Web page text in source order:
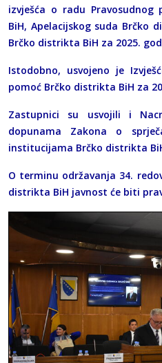
izvješća o radu Pravosudnog
BiH, Apelacijskog suda Brčko
Brčko distrikta BiH za 2025.
Istodobno, usvojeno je
pomoć Brčko distrikta BiH za
Zastupnici su usvojili i
dopunama Zakona o
institucijama Brčko distrikta
O terminu održavanja 34.
distrikta BiH javnost će biti